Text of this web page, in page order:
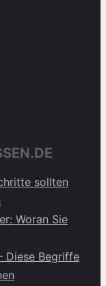
sollten
Woran Sie
Diese Begriffe